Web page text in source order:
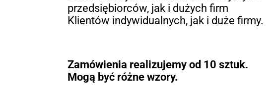
przedsiębiorców, jak i dużych firm
Klientów indywidualnych, jak i duże firmy.
Zamówienia realizujemy od 10 sztuk.
Mogą być różne wzory.